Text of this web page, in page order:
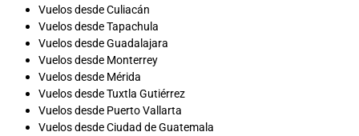
Vuelos desde Culiacán
Vuelos desde Tapachula
Vuelos desde Guadalajara
Vuelos desde Monterrey
Vuelos desde Mérida
Vuelos desde Tuxtla Gutiérrez
Vuelos desde Puerto Vallarta
Vuelos desde Ciudad de Guatemala